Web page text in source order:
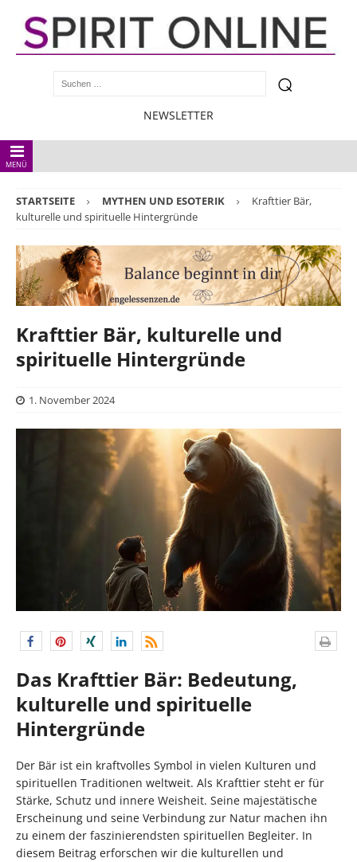
NEWSLETTER
MENÜ
STARTSEITE MYTHEN UND ESOTERIK
Krafttier Bär,
kulturelle und spirituelle Hintergründe
Krafttier Bär, kulturelle und
spirituelle Hintergründe
1. November 2024
Das Krafttier Bär: Bedeutung,
kulturelle und spirituelle
Hintergründe
Der Bär ist ein kraftvolles Symbol in vielen Kulturen und
spirituellen Traditionen weltweit. Als Krafttier steht er für
Stärke, Schutz und innere Weisheit. Seine majestätische
Erscheinung und seine Verbindung zur Natur machen ihn
zu einem der faszinierendsten spirituellen Begleiter. In
diesem Beitrag erforschen wir die kulturellen und